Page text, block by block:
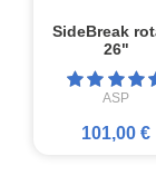
SideBreak
26"
ASP
101,00 €